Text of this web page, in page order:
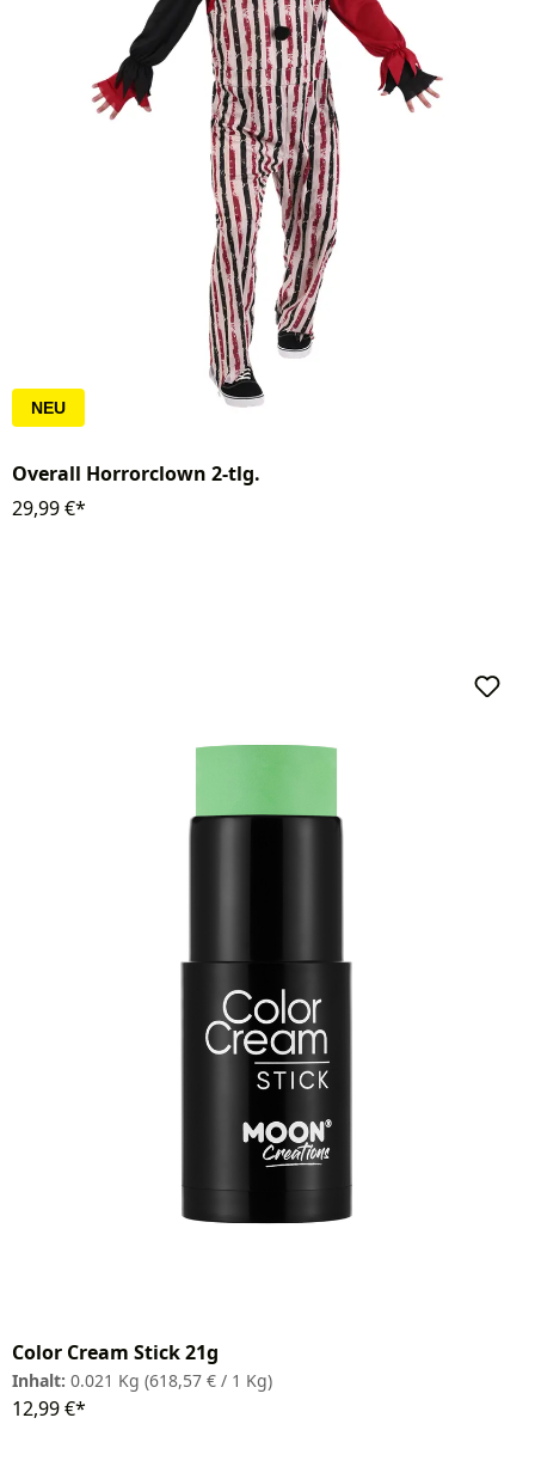
NEU
Overall Horrorclown 2-tlg.
29,99 €*
Color Cream Stick 21g
Inhalt: 0.021 Kg (618,57 € / 1 Kg)
12,99 €*